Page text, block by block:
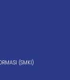
(SMKI)